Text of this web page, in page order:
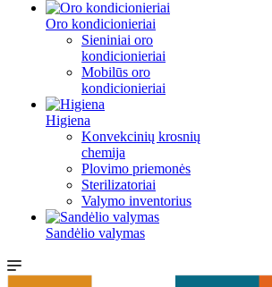
Oro kondicionieriai
Sieniniai oro
kondicionieriai
Mobilūs oro
kondicionieriai
Higiena
Konvekcinių krosnių
chemija
Plovimo priemonės
Sterilizatoriai
Valymo inventorius
Sandėlio valymas